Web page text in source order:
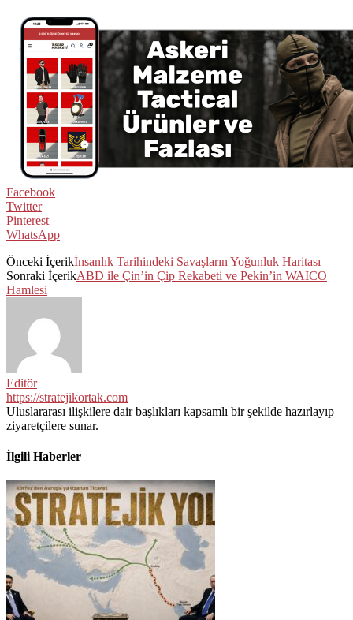
Facebook
Twitter
Pinterest
WhatsApp
Önceki İçerikİnsanlık Tarihindeki Savaşların Yoğunluk Haritası
Sonraki İçerikABD ile Çin’in Çip Rekabeti ve Pekin’in WAICO
Hamlesi
Editör
https://stratejikortak.com
Uluslararası ilişkilere dair başlıkları kapsamlı bir şekilde hazırlayıp
ziyaretçilere sunar.
İlgili Haberler